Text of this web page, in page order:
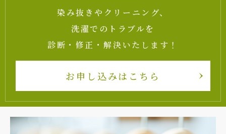
染み抜きやクリーニング、
洗濯でのトラブルを
診断・修正・解決いたします！
お申し込みはこちら